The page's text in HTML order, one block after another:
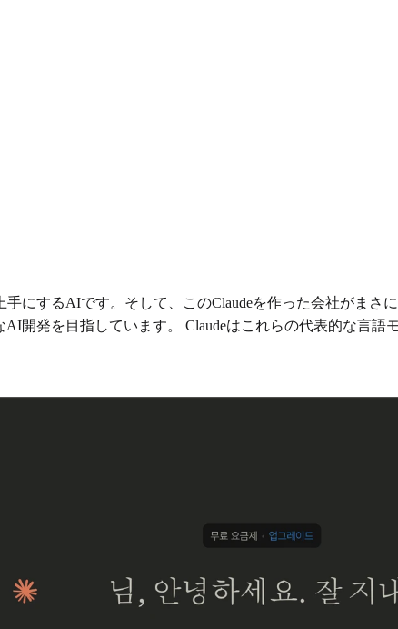
にするAIです。そして、このClaudeを作った会社がまさに
開発を目指しています。 Claudeはこれらの代表的な言